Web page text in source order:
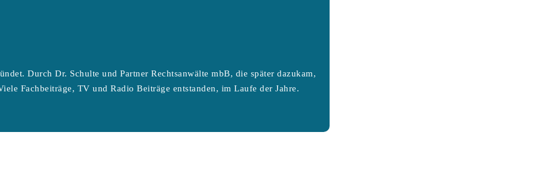
Durch Dr. Schulte und Partner Rechtsanwälte mbB, die später dazukam,
Fachbeiträge, TV und Radio Beiträge entstanden, im Laufe der Jahre.